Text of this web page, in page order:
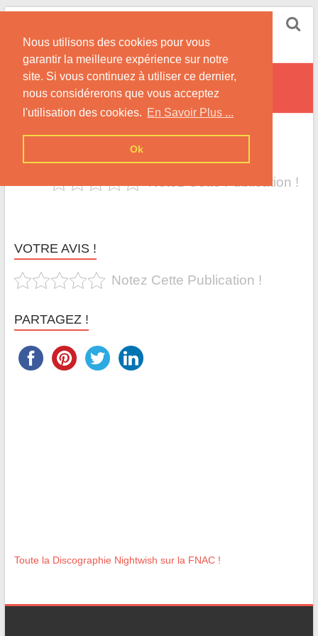
Nous utilisons des cookies pour vous
garantir la meilleure expérience sur notre
site. Si vous continuez à utiliser ce dernier,
nous considérerons que vous acceptez
l'utilisation des cookies. En Savoir Plus ...
Ok
Skip
content
Site Consacré à Nightwish avec la Chanteuse Tarja
Sites étrangers
Home»Liens»Sites étrangers
Notez Cette Publication !
VOTRE AVIS !
Notez Cette Publication !
PARTAGEZ !
Toute la Discographie Nightwish sur la FNAC !